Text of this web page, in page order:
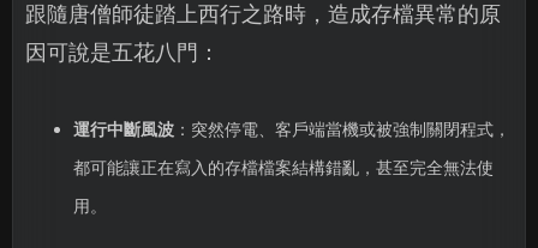
跟隨唐僧師徒踏上西行之路時，造成存檔異常的原
因可說是五花八門：
運行中斷風波：突然停電、客戶端當機或被強制關閉程式，
都可能讓正在寫入的存檔檔案結構錯亂，甚至完全無法使
用。